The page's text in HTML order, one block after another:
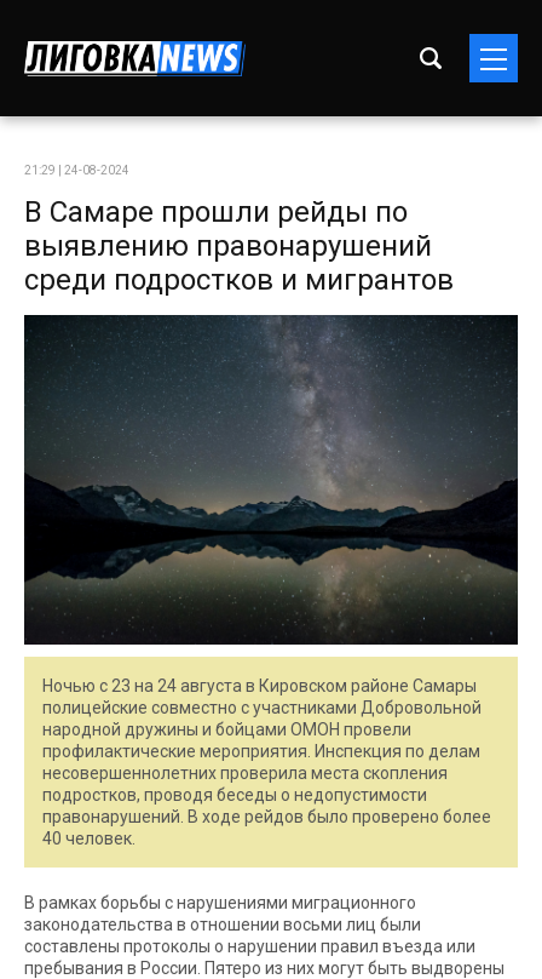
21:29 | 24-08-2024
В Самаре прошли рейды по
выявлению правонарушений
среди подростков и мигрантов
Ночью с 23 на 24 августа в Кировском районе Самары
полицейские совместно с участниками Добровольной
народной дружины и бойцами ОМОН провели
профилактические мероприятия. Инспекция по делам
несовершеннолетних проверила места скопления
подростков, проводя беседы о недопустимости
правонарушений. В ходе рейдов было проверено более
40 человек.
В рамках борьбы с нарушениями миграционного
законодательства в отношении восьми лиц были
составлены протоколы о нарушении правил въезда или
пребывания в России. Пятеро из них могут быть выдворены